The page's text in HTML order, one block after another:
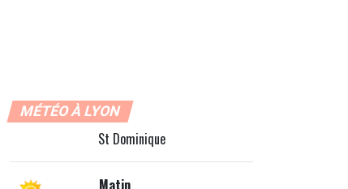
MÉTÉO À LYON
St Dominique
Matin